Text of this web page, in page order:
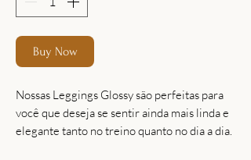
Buy Now
Nossas Leggings Glossy são perfeitas para
você que deseja se sentir ainda mais linda e
elegante tanto no treino quanto no dia a dia.